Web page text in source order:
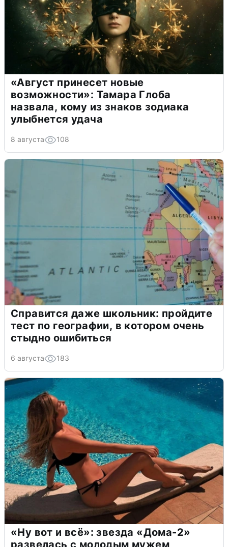
«Август принесет новые
возможности»: Тамара Глоба
назвала, кому из знаков зодиака
улыбнется удача
8 августа 108
Справится даже школьник: пройдите
тест по географии, в котором очень
стыдно ошибиться
6 августа 183
«Ну вот и всё»: звезда «Дома-2»
развелась с молодым мужем